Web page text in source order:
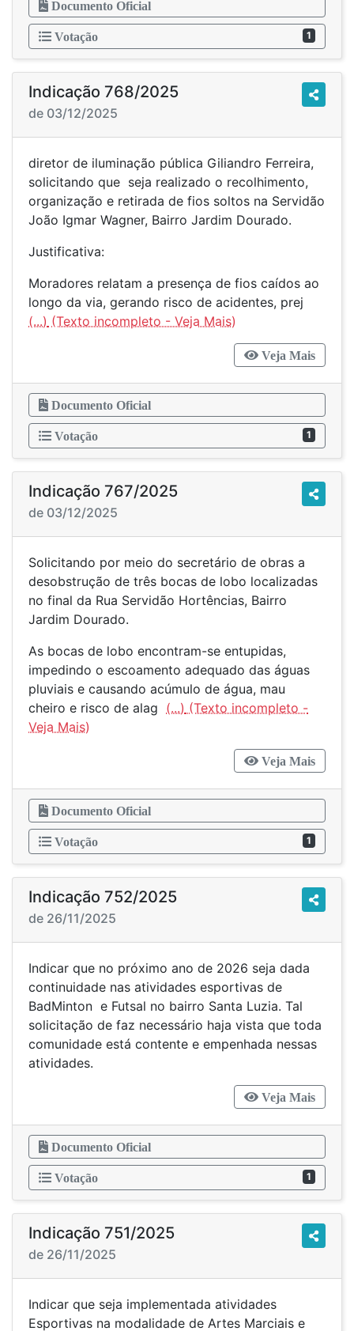
Documento Oficial
Votação 1
Indicação 768/2025
de 03/12/2025
diretor de iluminação pública Giliandro Ferreira,
solicitando que seja realizado o recolhimento,
organização e retirada de fios soltos na Servidão
João Igmar Wagner, Bairro Jardim Dourado.
Justificativa:
Moradores relatam a presença de fios caídos ao
longo da via, gerando risco de acidentes, prej
(...)
Veja Mais
Documento Oficial
Votação 1
Indicação 767/2025
de 03/12/2025
Solicitando por meio do secretário de obras a
desobstrução de três bocas de lobo localizadas
no final da Rua Servidão Hortências, Bairro
Jardim Dourado.
As bocas de lobo encontram-se entupidas,
impedindo o escoamento adequado das águas
pluviais e causando acúmulo de água, mau
cheiro e risco de alag (...)
Veja Mais
Documento Oficial
Votação 1
Indicação 752/2025
de 26/11/2025
Indicar que no próximo ano de 2026 seja dada
continuidade nas atividades esportivas de
BadMinton e Futsal no bairro Santa Luzia. Tal
solicitação de faz necessário haja vista que toda
comunidade está contente e empenhada nessas
atividades.
Veja Mais
Documento Oficial
Votação 1
Indicação 751/2025
de 26/11/2025
Indicar que seja implementada atividades
Esportivas na modalidade de Artes Marciais e